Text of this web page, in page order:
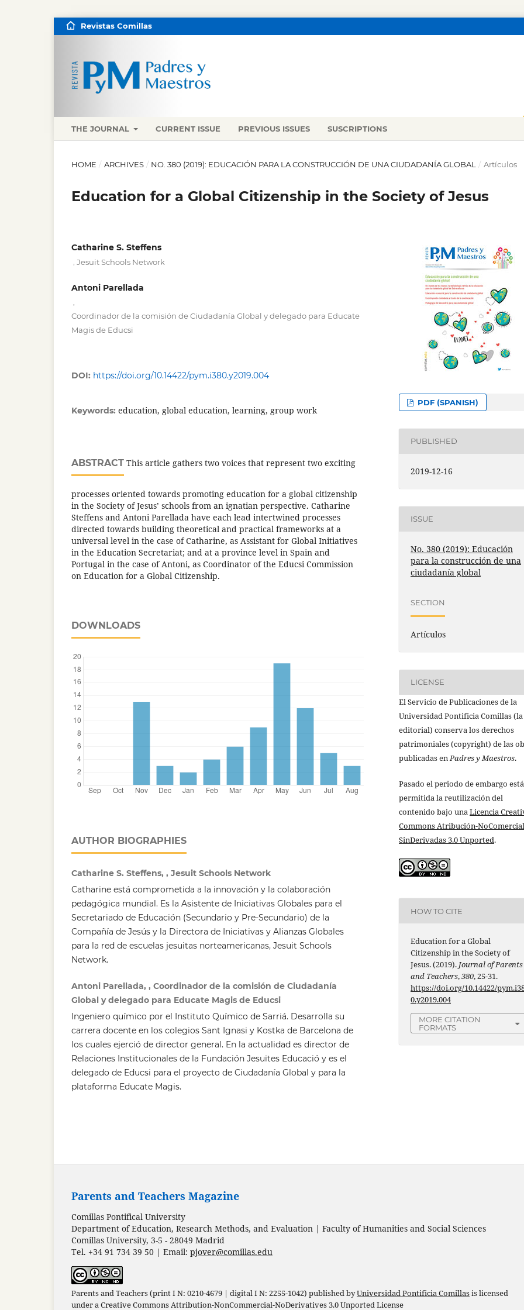
THE JOURNAL CURRENT ISSUE PREVIOUS ISSUES SUSCRIPTIONS
Revistas Comillas
HOME / ARCHIVES / NO. 380 (2019): EDUCACIÓN PARA LA CONSTRUCCIÓN DE UNA CIUDADANÍA GLOBAL / Artículos
Education for a Global Citizenship in the Society of Jesus
Catharine S. Steffens
Jesuit Schools Network
Antoni Parellada
,
Coordinador de la comisión de Ciudadanía Global y delegado para Educate
Magis de Educsi
DOI: https://doi.org/10.14422/pym.i380.y2019.004
Keywords: education, global education, learning, group work
ABSTRACT This article gathers two voices that represent two exciting
processes oriented towards promoting education for a global citizenship
in the Society of Jesus’ schools from an ignatian perspective. Catharine
Steffens and Antoni Parellada have each lead intertwined processes
directed towards building theoretical and practical frameworks at a
universal level in the case of Catharine, as Assistant for Global Initiatives
in the Education Secretariat; and at a province level in Spain and
Portugal in the case of Antoni, as Coordinator of the Educsi Commission
on Education for a Global Citizenship.
DOWNLOADS
AUTHOR BIOGRAPHIES
Catharine S. Steffens, , Jesuit Schools Network
Catharine está comprometida a la innovación y la colaboración
pedagógica mundial. Es la Asistente de Iniciativas Globales para el
Secretariado de Educación (Secundario y Pre-Secundario) de la
Compañía de Jesús y la Directora de Iniciativas y Alianzas Globales
para la red de escuelas jesuitas norteamericanas, Jesuit Schools
Network.
Antoni Parellada, , Coordinador de la comisión de Ciudadanía
Global y delegado para Educate Magis de Educsi
Ingeniero químico por el Instituto Químico de Sarriá. Desarrolla su
carrera docente en los colegios Sant Ignasi y Kostka de Barcelona de
los cuales ejerció de director general. En la actualidad es director de
Relaciones Institucionales de la Fundación Jesuïtes Educació y es el
delegado de Educsi para el proyecto de Ciudadanía Global y para la
plataforma Educate Magis.
PDF (SPANISH)
PUBLISHED
2019-12-16
ISSUE
No. 380 (2019): Educación
para la construcción de una
ciudadanía global
SECTION
Artículos
LICENSE
El Servicio de Publicaciones de la
Universidad Pontificia Comillas (la
editorial) conserva los derechos
patrimoniales (copyright) de las
publicadas enPadres y Maestros.
Pasado el periodo de embargo está
permitida la reutilización del
contenido bajo unaLicencia
Commons Atribución-
SinDerivadas 3.0 Unported.
HOW TO CITE
Education for a Global
Citizenship in the Society of
Jesus. (2019). Journal of Parents
and Teachers,380, 25-31.
https://doi.org/10.14422/
0.y2019.004
MORE CITATION
FORMATS
Parents and Teachers Magazine
Comillas Pontifical University
Department of Education, Research Methods, and Evaluation | Faculty of Humanities and Social Sciences
Comillas University, 3-5 - 28049 Madrid
Tel. +34 91 734 39 50 | Email: pjover@comillas.edu
Parents and Teachers (print I N: 0210-4679 | digital I N: 2255-1042) published byUniversidad Pontificia Comillasis licensed
under aCreative Commons Attribution-NonCommercial-NoDerivatives 3.0 Unported License